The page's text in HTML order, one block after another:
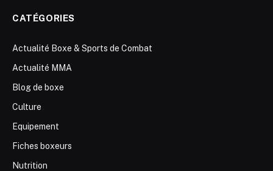
CATÉGORIES
Actualité Boxe & Sports de Combat
Actualité MMA
Blog de boxe
Culture
Equipement
Fiches boxeurs
Nutrition